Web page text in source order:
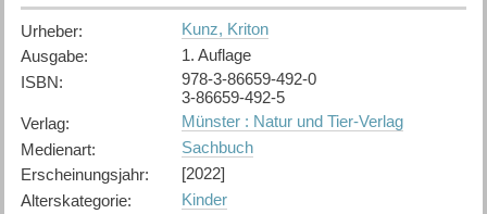
Urheber:
Kunz, Kriton
Ausgabe:
1. Auflage
ISBN:
978-3-86659-492-0
3-86659-492-5
Verlag:
Münster : Natur und Tier-Verlag
Medienart:
Sachbuch
Erscheinungsjahr:
[2022]
Alterskategorie:
Kinder